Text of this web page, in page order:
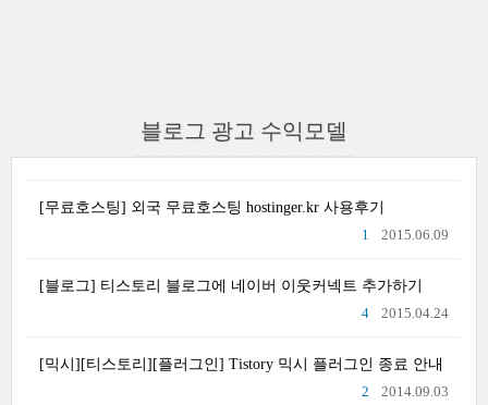
블로그 광고 수익모델
[무료호스팅] 외국 무료호스팅 hostinger.kr 사용후기
2015.06.09
1
[블로그] 티스토리 블로그에 네이버 이웃커넥트 추가하기
2015.04.24
4
[믹시][티스토리][플러그인] Tistory 믹시 플러그인 종료 안내
2014.09.03
2